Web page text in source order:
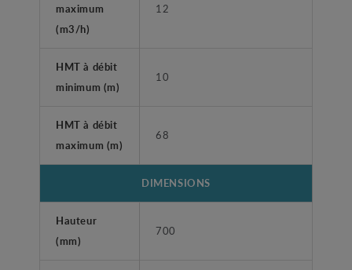
maximum
(m3/h)
12
HMT à débit
minimum (m)
10
HMT à débit
maximum (m)
68
DIMENSIONS
Hauteur
(mm)
700